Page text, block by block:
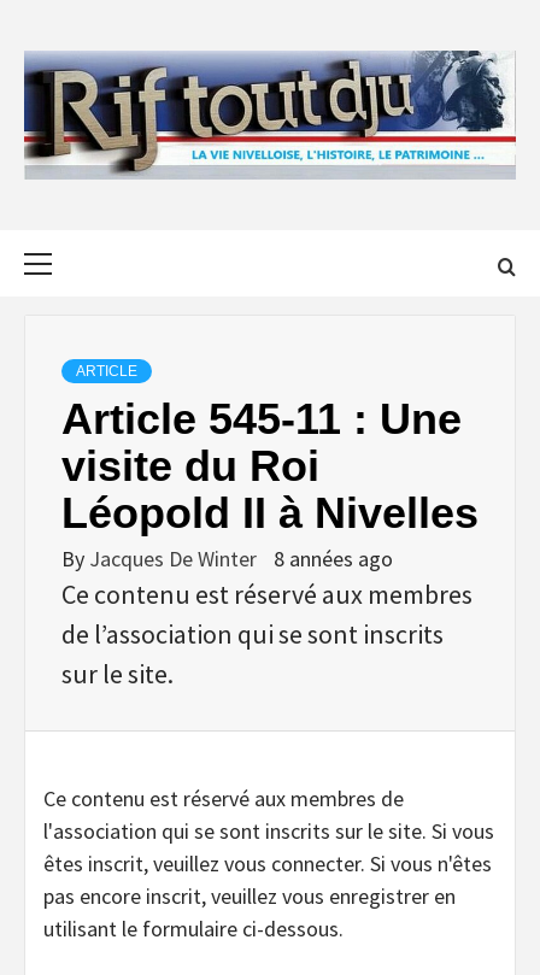
content
ARTICLE
Article 545-11 : Une
visite du Roi
Léopold II à Nivelles
By Jacques De Winter 8 années ago
Ce contenu est réservé aux membres
de l’association qui se sont inscrits
sur le site.
Ce contenu est réservé aux membres de
l'association qui se sont inscrits sur le site. Si vous
êtes inscrit, veuillez vous connecter. Si vous n'êtes
pas encore inscrit, veuillez vous enregistrer en
utilisant le formulaire ci-dessous.